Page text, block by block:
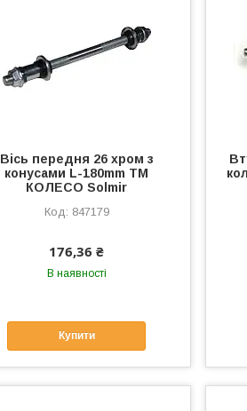
Вісь передня 26 хром з
конусами L-180mm ТМ
КОЛЕСО Solmir
847179
176,36 ₴
В наявності
Купити